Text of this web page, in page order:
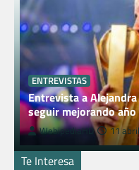
ENTREVISTAS
Entrevista a Alejandra
seguir mejorando año
WebipediaHD 11
Te Interesa